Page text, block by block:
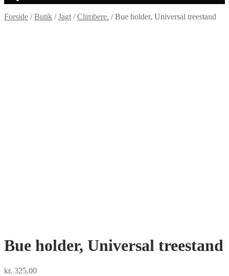
Forside /Butik /Jagt /Climbere. /Bue holder, Universal treestand
Bue holder, Universal treestand
kr. 325,00